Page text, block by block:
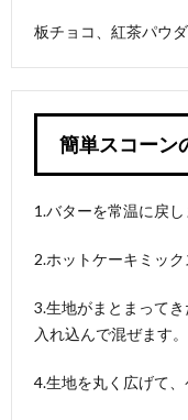
板チョコ、紅茶パウ
簡単スコーン
1.バターを常温に戻し
2.ホットケーキミッ
3.生地がまとまって
入れ込んで混ぜます。
4.生地を丸く広げて、